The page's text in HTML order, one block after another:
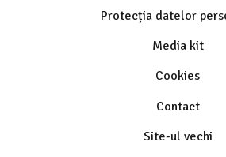
Protecția datelor
Media kit
Cookies
Contact
Site-ul vechi